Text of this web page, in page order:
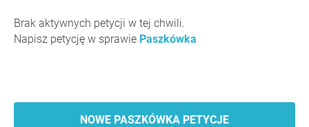
Brak aktywnych petycji w tej chwili.
Napisz petycję w sprawie Paszkówka
NOWE PASZKÓWKA PETYCJE